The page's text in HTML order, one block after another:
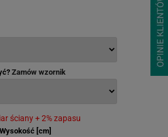
Zamów wzornik
ściany + 2% zapasu
Wysokość [cm]